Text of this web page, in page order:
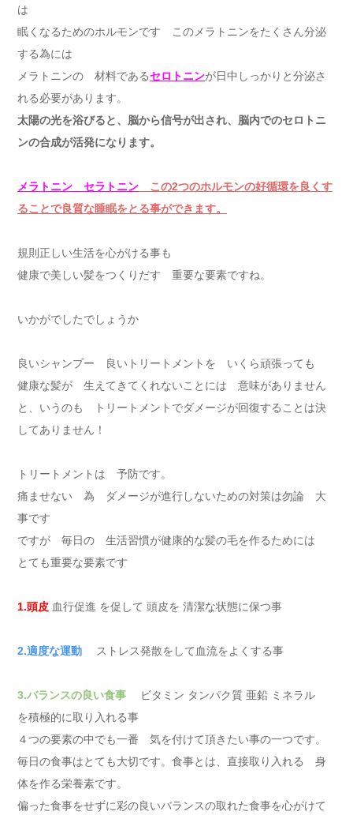
は
眠くなるためのホルモンです このメラトニンをたくさん分泌
する為には
メラトニンの 材料であるセロトニンが日中しっかりと分泌さ
れる必要があります。
太陽の光を浴びると、脳から信号が出され、脳内でのセロトニ
ンの合成が活発になります。
メラトニン セラトニン この2つのホルモンの好循環を良くす
ることで良質な睡眠をとる事ができます。
規則正しい生活を心がける事も
健康で美しい髪をつくりだす 重要な要素ですね。
いかがでしたでしょうか
良いシャンプー 良いトリートメントを いくら頑張っても
健康な髪が 生えてきてくれないことには 意味がありません
と、いうのも トリートメントでダメージが回復することは決
してありません！
トリートメントは 予防です。
痛ませない 為 ダメージが進行しないための対策は勿論 大
事です
ですが 毎日の 生活習慣が健康的な髪の毛を作るためには
とても重要な要素です
1.頭皮 血行促進 を促して 頭皮を 清潔な状態に保つ事
2.適度な運動 ストレス発散をして血流をよくする事
3.バランスの良い食事 ビタミン タンパク質 亜鉛 ミネラル
を積極的に取り入れる事
４つの要素の中でも一番 気を付けて頂きたい事の一つです。
毎日の食事はとても大切です。食事とは、直接取り入れる 身
体を作る栄養素です。
偏った食事をせずに彩の良いバランスの取れた食事を心がけて